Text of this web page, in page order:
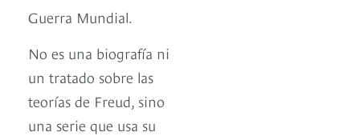
Guerra Mundial.
No es una biografía ni
un tratado sobre las
teorías de Freud, sino
una serie que usa su